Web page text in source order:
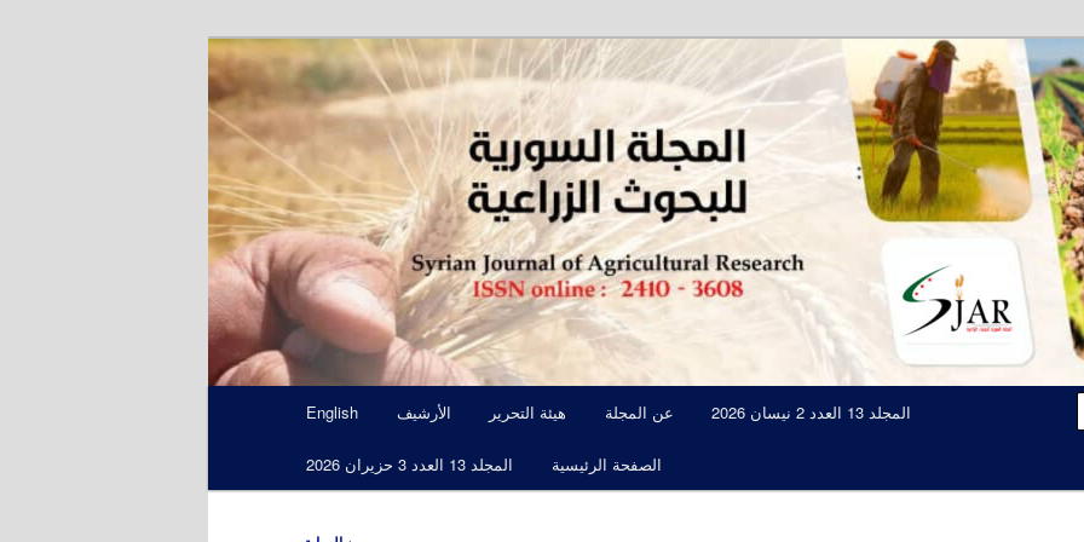
المجلة السورية للبحوث الزراعية SJAR
مجلة علمية محكمة تصدرها الهيئة العامة للبحوث العلمية الزراعية
English الأرشيف هيئة التحرير عن المجلة المجلد 13 العدد 2 نيسان 2026
المجلد 13 العدد 3 حزيران 2026 الصفحة الرئيسية